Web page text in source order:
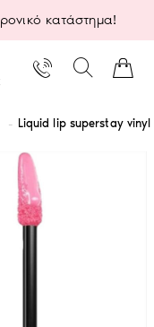
κατάστημα!
Liquid lip superstay